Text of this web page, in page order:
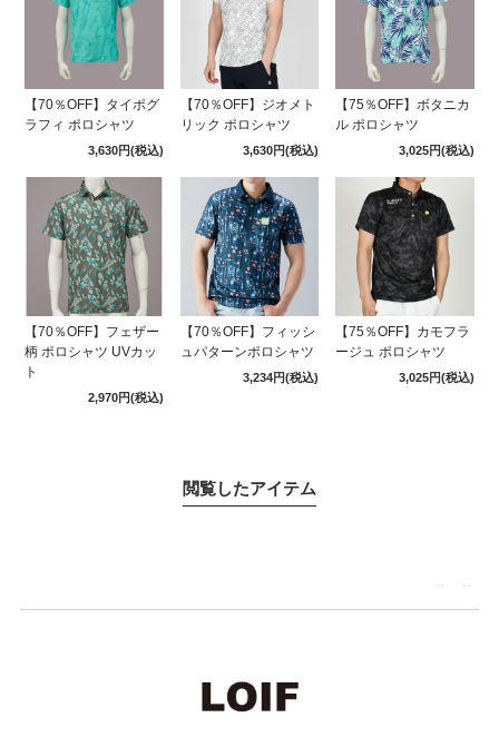
【70％OFF】タイポグ
ラフィ ポロシャツ
3,630円(税込)
【70％OFF】ジオメト
リック ポロシャツ
3,630円(税込)
【75％OFF】ボタニカ
ル ポロシャツ
3,025円(税込)
【70％OFF】フェザー
柄 ポロシャツ UVカッ
ト
2,970円(税込)
【70％OFF】フィッシ
ュパターンポロシャツ
3,234円(税込)
【75％OFF】カモフラ
ージュ ポロシャツ
3,025円(税込)
閲覧したアイテム